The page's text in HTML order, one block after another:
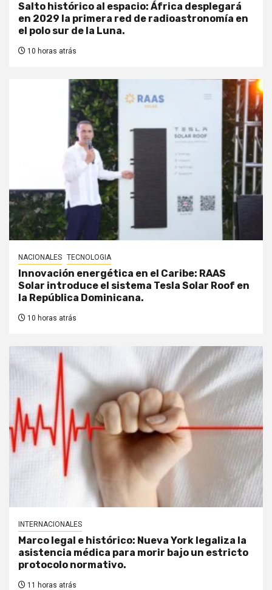
Salto histórico al espacio: África desplegará
en 2029 la primera red de radioastronomía en
el polo sur de la Luna.
10 horas atrás
NACIONALES TECNOLOGIA
Innovación energética en el Caribe: RAAS
Solar introduce el sistema Tesla Solar Roof en
la República Dominicana.
10 horas atrás
INTERNACIONALES
Marco legal e histórico: Nueva York legaliza la
asistencia médica para morir bajo un estricto
protocolo normativo.
11 horas atrás